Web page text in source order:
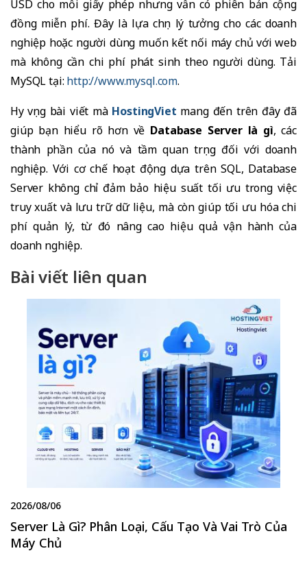
USD cho mỗi giấy phép nhưng vẫn có phiên bản cộng
đồng miễn phí. Đây là lựa chọn lý tưởng cho các doanh
nghiệp hoặc người dùng muốn kết nối máy chủ với web
mà không cần chi phí phát sinh theo người dùng. Tải
MySQL tại: http://www.mysql.com.
Hy vọng bài viết mà HostingViet mang đến trên đây đã
giúp bạn hiểu rõ hơn về Database Server là gì, các
thành phần của nó và tầm quan trọng đối với doanh
nghiệp. Với cơ chế hoạt động dựa trên SQL, Database
Server không chỉ đảm bảo hiệu suất tối ưu trong việc
truy xuất và lưu trữ dữ liệu, mà còn giúp tối ưu hóa chi
phí quản lý, từ đó nâng cao hiệu quả vận hành của
doanh nghiệp.
Bài viết liên quan
2026/08/06
Server Là Gì? Phân Loại, Cấu Tạo Và Vai Trò Của
Máy Chủ